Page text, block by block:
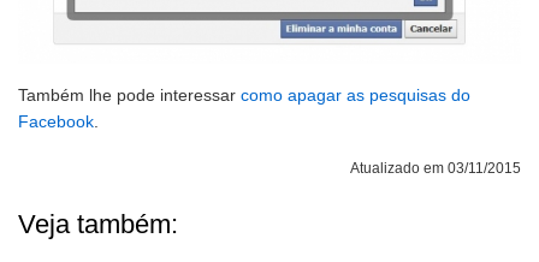
Também lhe pode interessar como apagar as pesquisas do
Facebook.
Atualizado em 03/11/2015
Veja também: